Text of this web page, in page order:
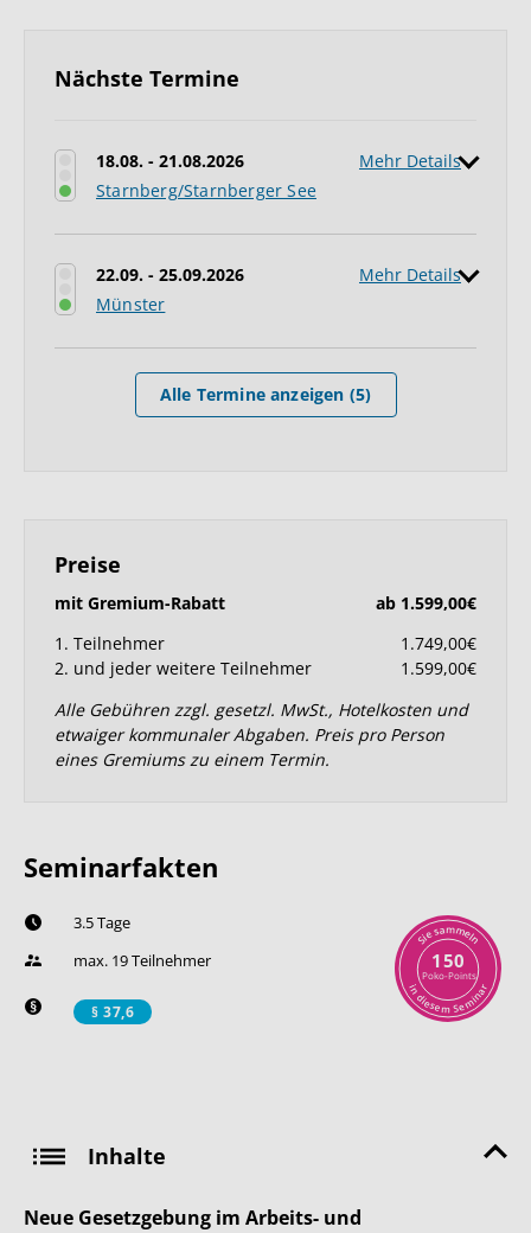
Inhalte
Neue Gesetzgebung im Arbeits- und
Nächste Termine
18.08. - 21.08.2026
Starnberg/Starnberger See
Mehr Details
22.09. - 25.09.2026
Münster
Mehr Details
Alle Termine anzeigen (5)
Preise
mit Gremium-Rabatt
ab 1.599,00€
1. Teilnehmer
1.749,00€
2. und jeder weitere Teilnehmer
1.599,00€
Alle Gebühren zzgl. gesetzl. MwSt., Hotelkosten und
etwaiger kommunaler Abgaben. Preis pro Person
eines Gremiums zu einem Termin.
Seminarfakten
3.5 Tage
max. 19 Teilnehmer
§ 37,6
i
n
d
iesemSemi
n
a
r
S
iesammel
n
150
Poko-Points